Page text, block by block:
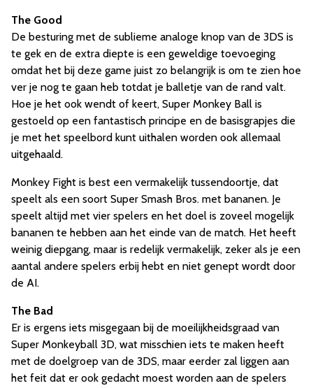
The Good
De besturing met de sublieme analoge knop van de 3DS is
te gek en de extra diepte is een geweldige toevoeging
omdat het bij deze game juist zo belangrijk is om te zien hoe
ver je nog te gaan heb totdat je balletje van de rand valt.
Hoe je het ook wendt of keert, Super Monkey Ball is
gestoeld op een fantastisch principe en de basisgrapjes die
je met het speelbord kunt uithalen worden ook allemaal
uitgehaald.
Monkey Fight is best een vermakelijk tussendoortje, dat
speelt als een soort Super Smash Bros. met bananen. Je
speelt altijd met vier spelers en het doel is zoveel mogelijk
bananen te hebben aan het einde van de match. Het heeft
weinig diepgang, maar is redelijk vermakelijk, zeker als je een
aantal andere spelers erbij hebt en niet genept wordt door
de AI.
The Bad
Er is ergens iets misgegaan bij de moeilijkheidsgraad van
Super Monkeyball 3D, wat misschien iets te maken heeft
met de doelgroep van de 3DS, maar eerder zal liggen aan
het feit dat er ook gedacht moest worden aan de spelers